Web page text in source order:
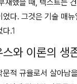
재했을 때, 텍스트는
다. 그것은 기술 매
다.1
스와 이론의 생
적 규율로서 살아남